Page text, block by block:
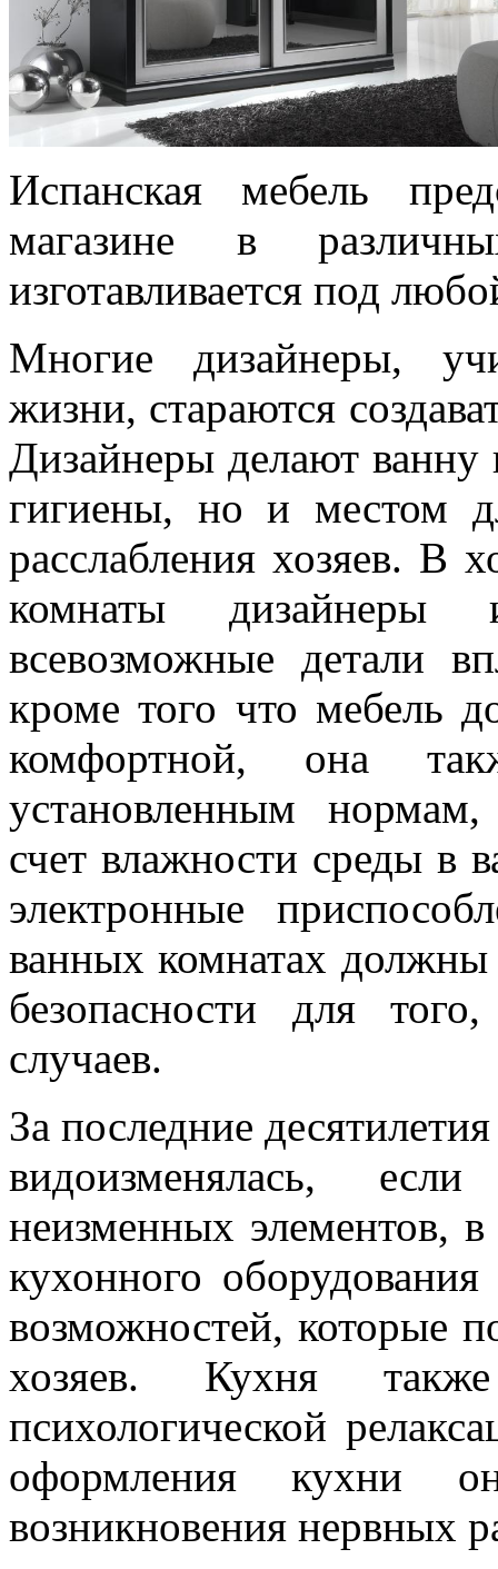
Испанская мебель
магазине в
изготавливается под
Многие дизайнеры,
жизни, стараются
Дизайнеры делают ванну
гигиены, но и местом
расслабления хозяев. В
комнаты дизайнеры
всевозможные детали
кроме того что мебель
комфортной, она
установленным
счет влажности среды в
электронные
ванных комнатах должны
безопасности для
случаев.
За последние
видоизменялась,
неизменных элементов,
кухонного
возможностей, которые
хозяев. Кухня
психологической
оформления кухни
возникновения нервных